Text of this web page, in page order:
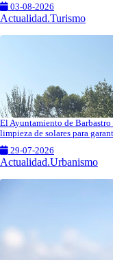
03-08-2026
Actualidad.Turismo
El Ayuntamiento de
limpieza de solares para
29-07-2026
Actualidad.Urbanismo